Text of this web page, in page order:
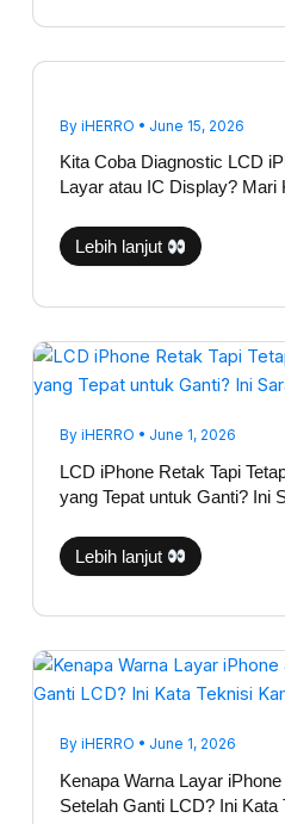
By iHERRO • June 15, 2026
Kita Coba Diagnostic LCD
Layar atau IC Display? Mari
LCD
iPhone:
Kerusakan
Ada
di
Layar
IC
Display?
Mari
Lihat
Lebih lanjut
By iHERRO • June 1, 2026
LCD iPhone Retak Tapi
yang Tepat untuk Ganti? Ini
LCD
iPhone
Retak
Tapi
Normal,
Waktu
yang
Tepat
Ganti?
Ini
Saran
Lebih lanjut
By iHERRO • June 1, 2026
Kenapa Warna Layar
Setelah Ganti LCD? Ini Kata
Kenapa
Warna
Layar
Kekuningan
Ganti
LCD?
Ini